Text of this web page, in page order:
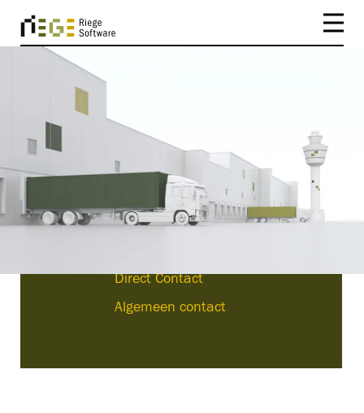
JE HEBT GEZOCHT OP
Hieronder vind je onze resultaten. Als je een
individueel verzoek hebt, neem dan gerust
Direct Contact
Algemeen contact